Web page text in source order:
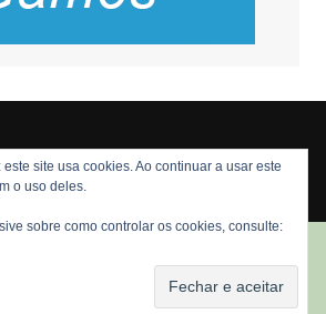
Nerds. Todos os direitos reservados
site usa cookies. Ao continuar a usar este
o uso deles.
sobre como controlar os cookies, consulte: